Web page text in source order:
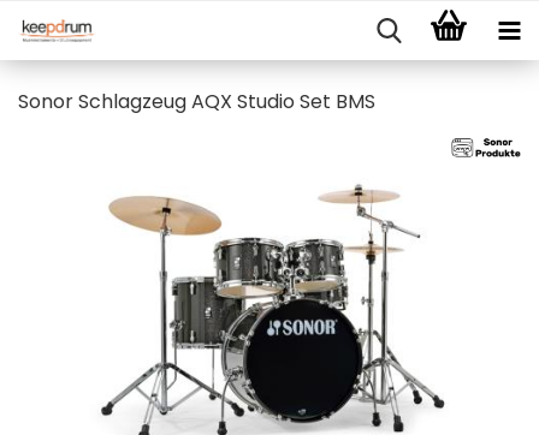
Sonor Schlagzeug AQX Studio Set BMS